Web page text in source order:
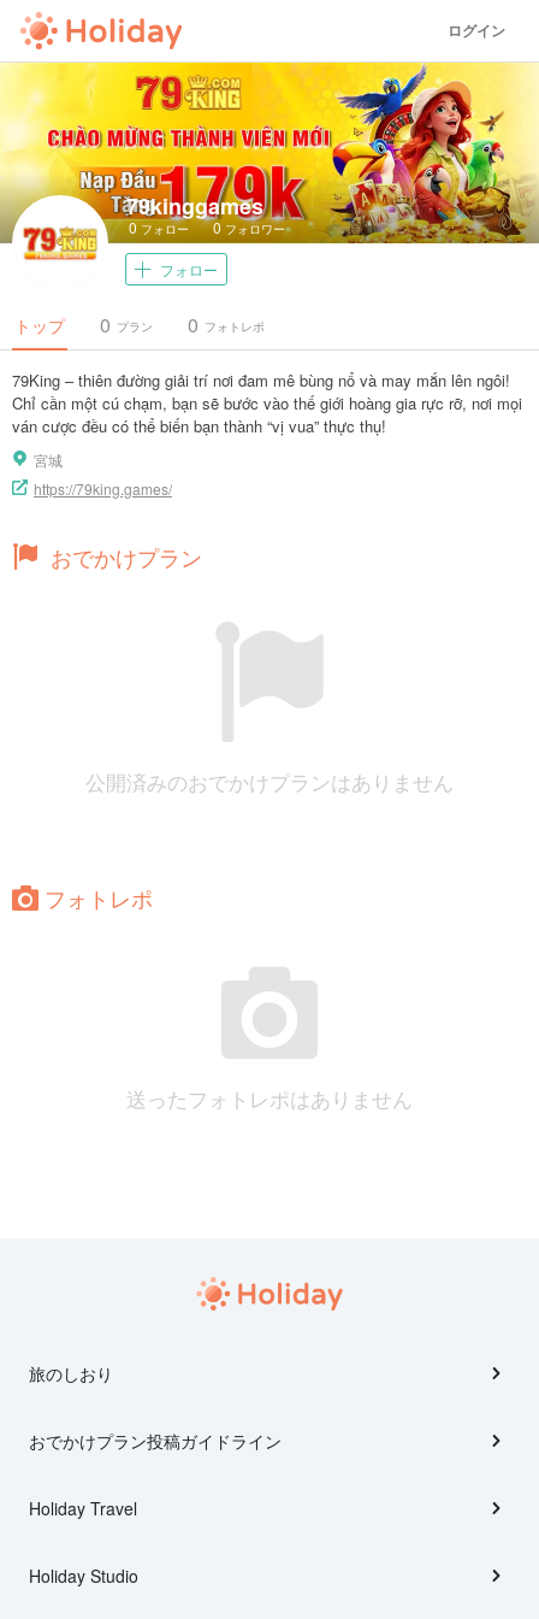
ログイン
79kinggames
0フォロー 0 フォロワー
フォロー
トップ プラン
0 フォトレポ
0
79King – thiên đường giải trí nơi đam mê bùng nổ và may mắn lên ngôi!
Chỉ cần một cú chạm, bạn sẽ bước vào thế giới hoàng gia rực rỡ, nơi mọi
ván cược đều có thể biến bạn thành “vị vua” thực thụ!
宮城
https://79king.games/
おでかけプラン
公開済みのおでかけプランはありません
フォトレポ
送ったフォトレポはありません
旅のしおり
おでかけプラン投稿ガイドライン
Holiday Travel
Holiday Studio